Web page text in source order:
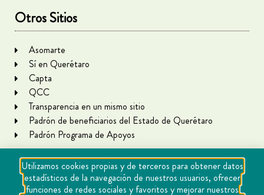
Otros Sitios
Asomarte
Sí en Querétaro
Capta
QCC
Transparencia en un mismo sitio
Padrón de beneficiarios del Estado de Querétaro
Padrón Programa de Apoyos
Utilizamos cookies propias y de terceros para obtener datos
estadísticos de la navegación de nuestros usuarios, ofrecer
funciones de redes sociales y favoritos y mejorar nuestros